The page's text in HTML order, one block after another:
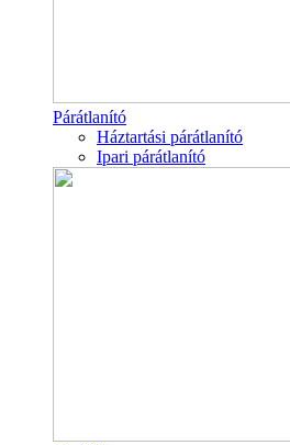
Párátlanító
Háztartási párátlanító
Ipari párátlanító